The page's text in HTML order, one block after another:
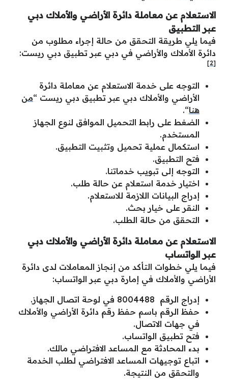
الاستعلام عن معاملة دائرة الأراضي والأملاك دبي
عبر التطبيق
فيما يلي طريقة التحقق من حالة إجراء مطلوب من
دائرة الأملاك والأراضي في دبي عبر تطبيق دبي ريست:
[2]
التوجه على خدمة الاستعلام عن معاملة دائرة
الأراضي والأملاك دبي عبر تطبيق دبي ريست “من
هنا“.
الضغط على رابط التحميل الموافق لنوع الجهاز
المستخدم.
استكمال عملية تحميل وتثبيت التطبيق.
فتح التطبيق.
التوجه إلى تبويب خدماتنا.
اختيار خدمة استعلام عن حالة طلب.
إدراج البيانات اللازمة للاستعلام.
النقر على خيار بحث.
التحقق من حالة الطلب.
الاستعلام عن معاملة دائرة الأراضي والأملاك دبي
عبر الواتساب
فيما يلي خطوات التأكد من إنجاز المعاملات لدى دائرة
الأراضي والأملاك في إمارة دبي عبر الواتساب:
إدراج الرقم 8004488 في لوحة اتصال الجهاز.
حفظ الرقم باسم حفظ رقم دائرة الأراضي والأملاك
في جهات الاتصال.
فتح تطبيق الواتساب.
بدء المحادثة مع المساعد الافتراضي مالك.
اتباع توجيهات المساعد الافتراضي لطلب الخدمة
والتحقق من النتيجة.